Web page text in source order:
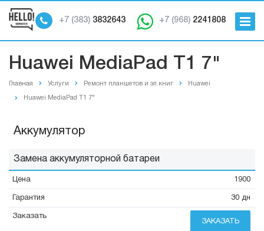
+7 (968) 2241808
+7 (383) 3832643
Huawei MediaPad T1 7"
Главная Услуги Ремонт планшетов и эл.книг Huawei
Huawei MediaPad T1 7"
Аккумулятор
Замена аккумуляторной батареи
1900
30 дн
ЗАКАЗАТЬ